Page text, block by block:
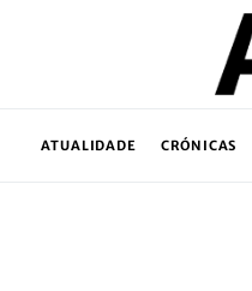
ATUALIDADE CRÓNICAS